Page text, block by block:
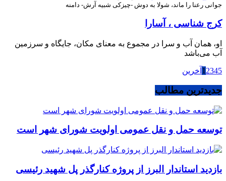
جوانی رعنا را ماند، شولا به دوش -چیزکی شبیه آرش- دامنه
کرج شناسی ، آسارا
او، همان آب و سرا در مجموع به معنای مکان، جایگاه و سرزمین
آب می‌باشد
1 2345 آخرین
جدیدترین مطالب
توسعه حمل و نقل عمومی اولویت شورای شهر است
بازدید استاندار البرز از پروژه کنارگذر پل شهید رئیسی